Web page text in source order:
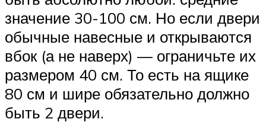
значение 30-100 см. Но если двери
обычные навесные и открываются
вбок (а не наверх) — ограничьте их
размером 40 см. То есть на ящике
80 см и шире обязательно должно
быть 2 двери.